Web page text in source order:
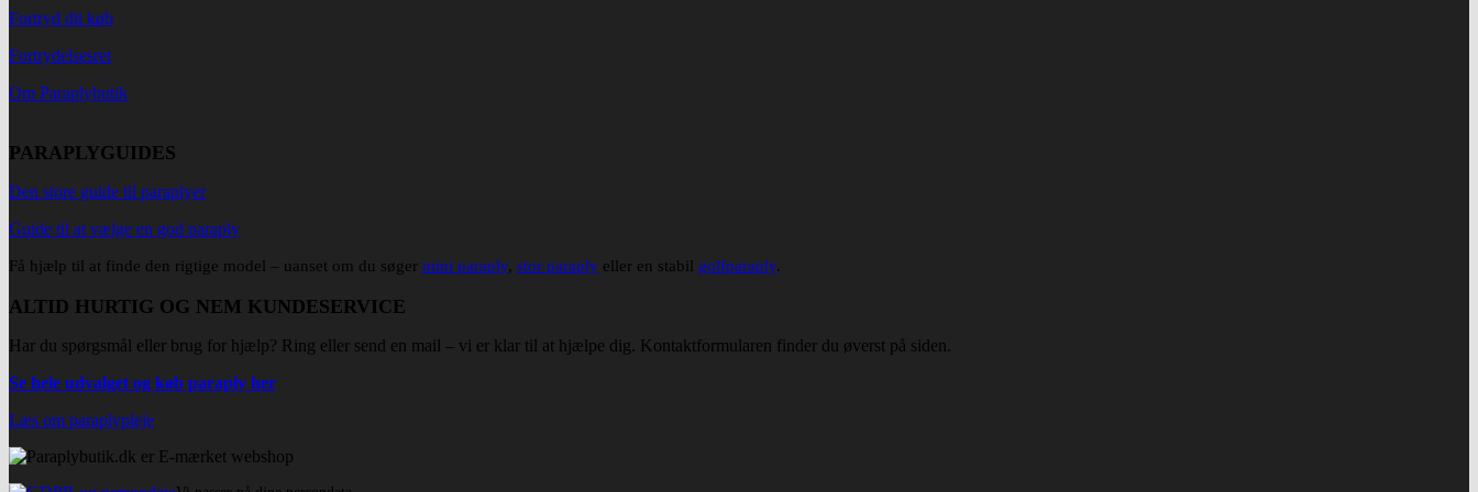
Fortryd dit køb
Fortrydelsesret
Om Paraplybutik
PARAPLYGUIDES
Den store guide til paraplyer
Guide til at vælge en god paraply
Få hjælp til at finde den rigtige model – uanset om du søger mini paraply, stor paraply eller en stabil golfparaply.
ALTID HURTIG OG NEM KUNDESERVICE
Har du spørgsmål eller brug for hjælp? Ring eller send en mail – vi er klar til at hjælpe dig. Kontaktformularen finder du øverst på siden.
Se hele udvalget og køb paraply her
Læs om paraplypleje